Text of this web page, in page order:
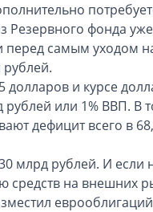
Резервного фонда
перед самым уходом
и курсе
рублей или 1% ВВП. В
дефицит всего в
млрд рублей. И если
на внешних